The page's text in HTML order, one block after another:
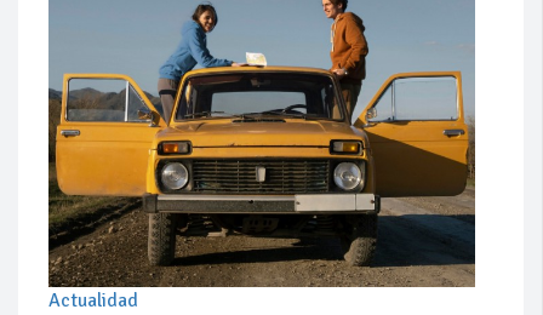
Actualidad